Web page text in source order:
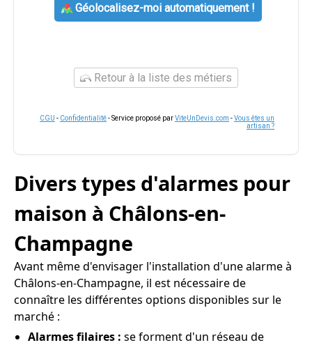
Géolocalisez-moi automatiquement !
Retour à la liste des métiers
CGU - Confidentialité- Service proposé parViteUnDevis.com -Vous êtes un
artisan ?
Divers types d'alarmes pour
maison à Châlons-en-
Champagne
Avant même d'envisager l'installation d'une alarme à
Châlons-en-Champagne, il est nécessaire de
connaître les différentes options disponibles sur le
marché :
Alarmes filaires : se forment d'un réseau de